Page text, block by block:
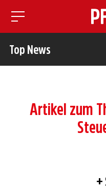
Toggle
Top News
Artikel zum